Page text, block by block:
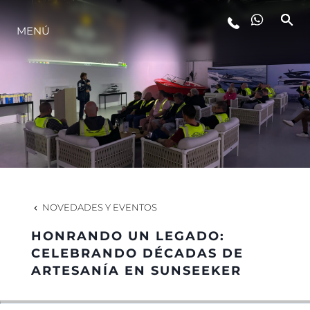
ESTILO DE VIDA
INNOVACIÓN
¿QUIÉNES SOMOS?
EL EQUIPO
HISTORIA
VALORE SU EMBARCACIÓN
MENÚ
NOVEDADES Y EVENTOS
HONRANDO UN LEGADO:
CELEBRANDO DÉCADAS DE
ARTESANÍA EN SUNSEEKER